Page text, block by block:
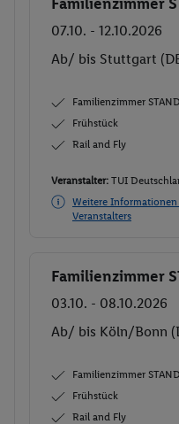
Buchen
07.10. - 12.10.2026
Ab/ bis Stuttgart
Familienzimmer
Frühstück
Rail and Fly
Veranstalter: TUI
Weitere Informationen
Veranstalters
Buchen
Familienzimmer
03.10. - 08.10.2026
Ab/ bis Köln/Bonn
Familienzimmer
Frühstück
Rail and Fly